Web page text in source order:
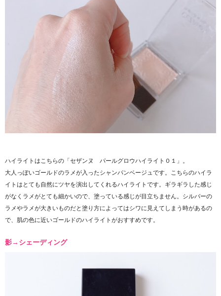
ハイライトはこちらの「セザンヌ パールグロウハイライト０１」。
大人っぽいゴールドのラメが入ったシャンパンベージュです。こちらのハイラ
イトはとても自然にツヤを演出してくれるハイライトです。ギラギラした感じ
がなくラメがとても細かいので、塗っている感じが目立ちません。シルバーの
ラメやラメが大きいものだと塗り方によってはシワに見えてしまう時があるの
で、肌の色に近いゴールドのハイライトがおすすめです。
影→シェーディング